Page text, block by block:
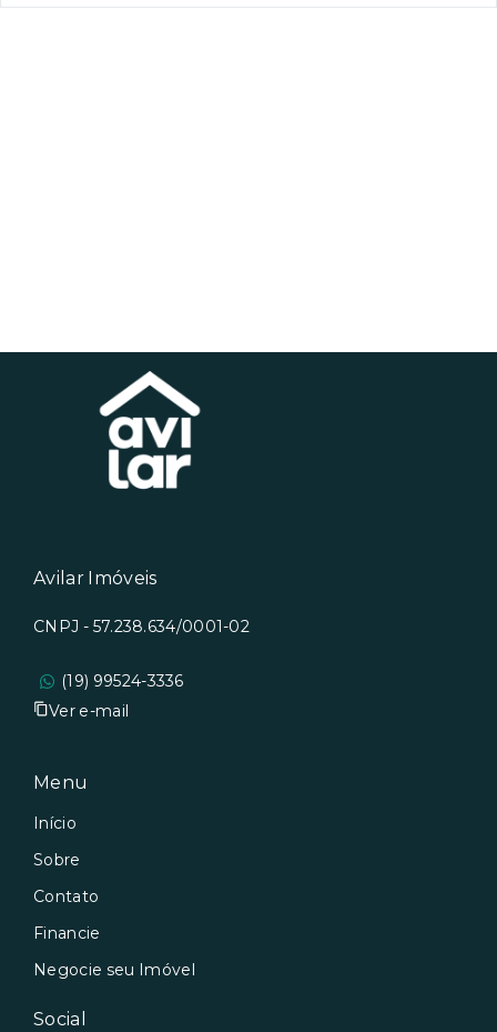
Avilar Imóveis
CNPJ - 57.238.634/0001-02
(19) 99524-3336
Ver e-mail
Menu
Início
Sobre
Contato
Financie
Negocie seu Imóvel
Social